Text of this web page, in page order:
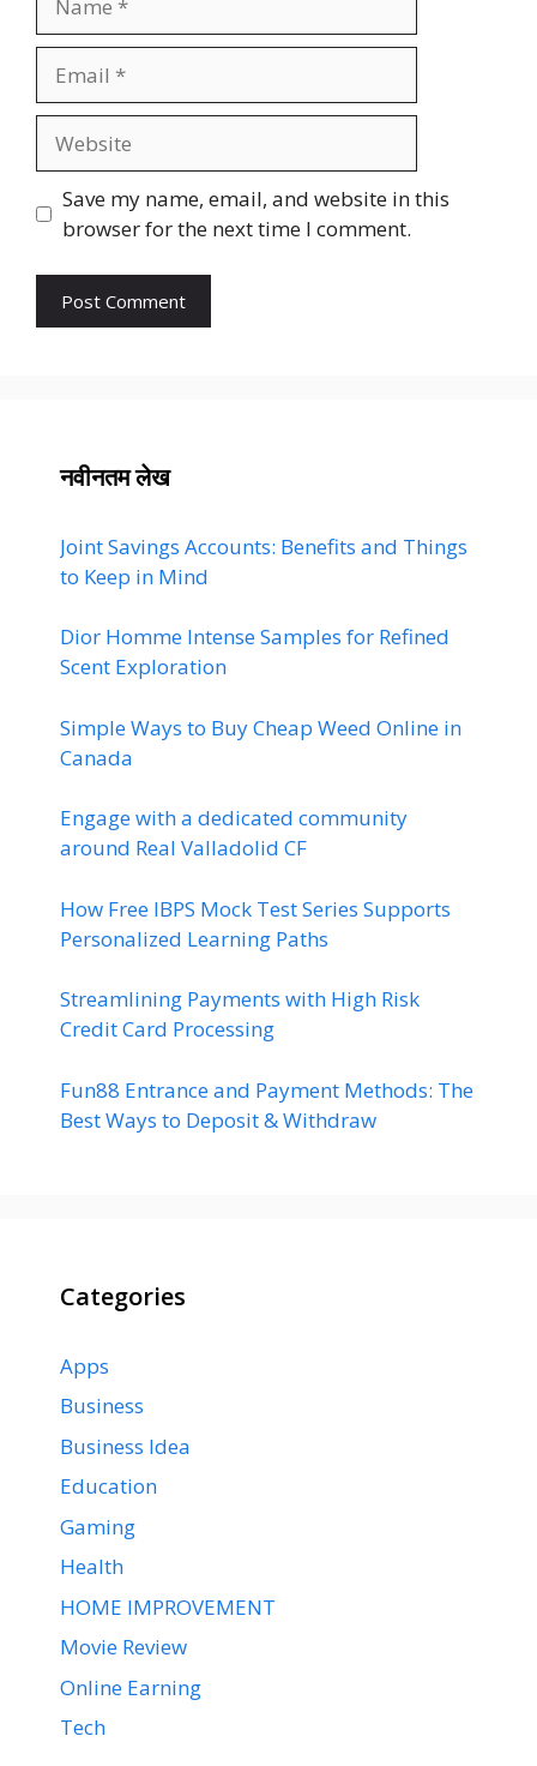
Save my name, email, and website in this
browser for the next time I comment.
नवीनतम लेख
Joint Savings Accounts: Benefits and Things
to Keep in Mind
Dior Homme Intense Samples for Refined
Scent Exploration
Simple Ways to Buy Cheap Weed Online in
Canada
Engage with a dedicated community
around Real Valladolid CF
How Free IBPS Mock Test Series Supports
Personalized Learning Paths
Streamlining Payments with High Risk
Credit Card Processing
Fun88 Entrance and Payment Methods: The
Best Ways to Deposit & Withdraw
Categories
Apps
Business
Business Idea
Education
Gaming
Health
HOME IMPROVEMENT
Movie Review
Online Earning
Tech